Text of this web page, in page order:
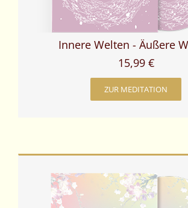
Innere Welten - Äußere
15,99 €
ZUR MEDITATION